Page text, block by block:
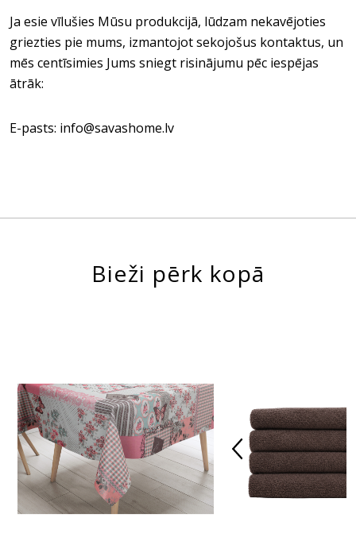
Ja esie vīlušies Mūsu produkcijā, lūdzam nekavējoties
griezties pie mums, izmantojot sekojošus kontaktus, un
mēs centīsimies Jums sniegt risinājumu pēc iespējas
ātrāk:
E-pasts: info@savashome.lv
Bieži pērk kopā